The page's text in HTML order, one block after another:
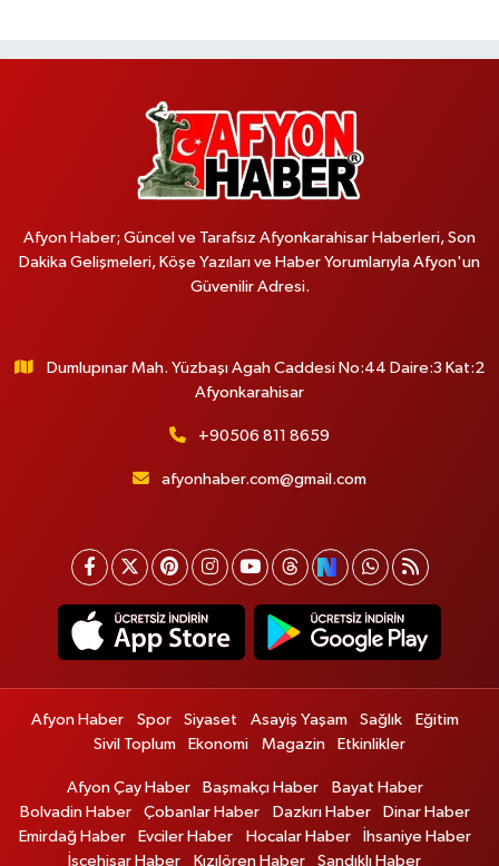
Afyon Haber; Güncel ve Tarafsız Afyonkarahisar Haberleri, Son
Dakika Gelişmeleri, Köşe Yazıları ve Haber Yorumlarıyla Afyon'un
Güvenilir Adresi.
Dumlupınar Mah. Yüzbaşı Agah Caddesi No:44 Daire:3 Kat:2
Afyonkarahisar
+90506 811 8659
afyonhaber.com@gmail.com
Afyon Haber Spor Siyaset Asayiş Yaşam Sağlık
Eğitim
Sivil Toplum
Ekonomi Magazin Etkinlikler
Afyon Çay Haber Başmakçı Haber
Bayat Haber
Bolvadin Haber
Çobanlar Haber Dazkırı Haber
Dinar Haber
Emirdağ Haber
Evciler Haber Hocalar Haber
İhsaniye Haber
İscehisar Haber
Kızılören Haber Sandıklı Haber